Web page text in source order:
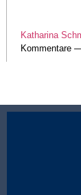
Katharina
Kommentare